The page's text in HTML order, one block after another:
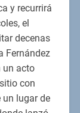
y recurrirá
el
decenas
Fernández
un acto
con
un lugar de